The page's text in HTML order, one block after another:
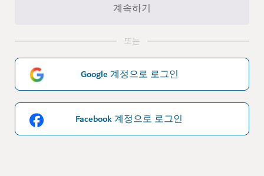
계속하기
또는
Google 계정으로 로그인
Facebook 계정으로 로그인